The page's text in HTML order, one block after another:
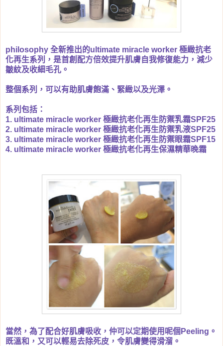
philosophy 全新推出的ultimate miracle worker 極緻抗老
化再生系列，是首創配方倍效提升肌膚自我修復能力，減少
皺紋及收細毛孔。
整個系列，可以有助肌膚飽滿、緊緻以及光澤。
系列包括：
1. ultimate miracle worker 極緻抗老化再生防禦乳霜SPF25
2. ultimate miracle worker 極緻抗老化再生防禦乳液SPF25
3. ultimate miracle worker 極緻抗老化再生防禦眼霜SPF15
4. ultimate miracle worker 極緻抗老化再生保濕精華晚霜
當然，為了配合好肌膚吸收，仲可以定期使用呢個Peeling。
既溫和，又可以輕易去除死皮，令肌膚變得滑溜。